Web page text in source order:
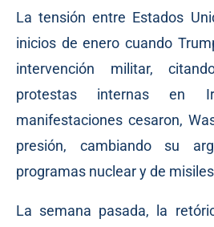
La tensión entre Estados
inicios de enero cuando
intervención militar,
protestas internas en
manifestaciones cesaron,
presión, cambiando su
programas nuclear y de
La semana pasada, la